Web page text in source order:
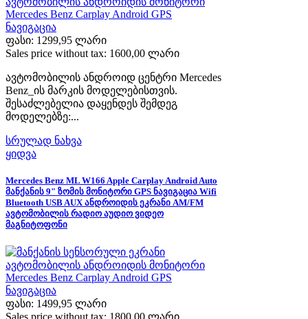
ფასი: 1299,95 ლარი
Sales price without tax: 1600,00 ლარი
ავტომობილის ანდროიდ ცენტრი Mercedes
Benz_ის მარკის მოდელებისთვის.
შესაძლებელია დაყენდეს შემდეგ
მოდელებზე:...
სრულად ნახვა
ყიდვა
Mercedes Benz ML W166 Apple Carplay Android Auto
მანქანის 9" ზომის მონიტორი GPS ნავიგაცია Wifi
Bluetooth USB AUX ანდროიდის ეკრანი AM/FM
ავტომობილის რადიო აუდიო ვიდეო
მაგნიტოფონი
ფასი: 1499,95 ლარი